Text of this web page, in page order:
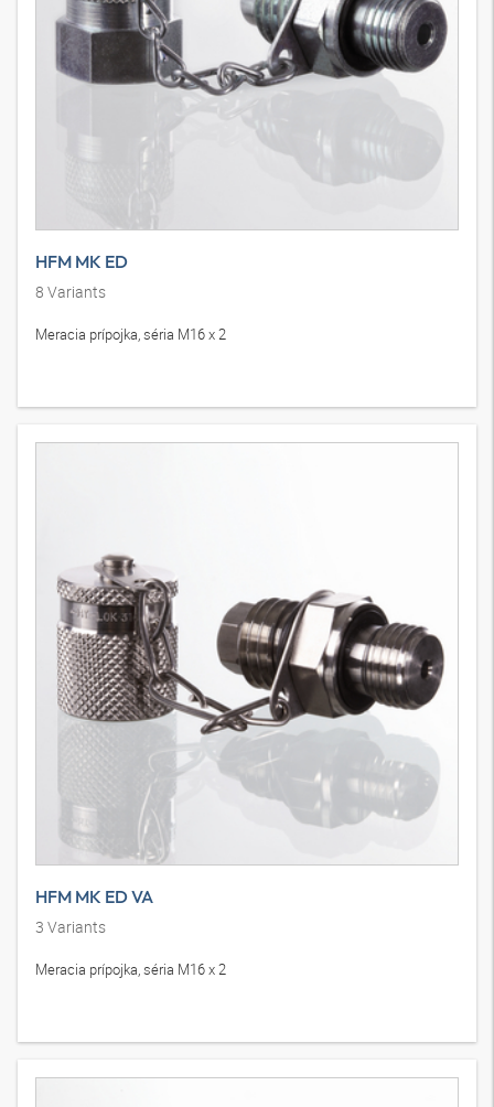
HFM MK ED
8 Variants
Meracia prípojka, séria M16 x 2
HFM MK ED VA
3 Variants
Meracia prípojka, séria M16 x 2